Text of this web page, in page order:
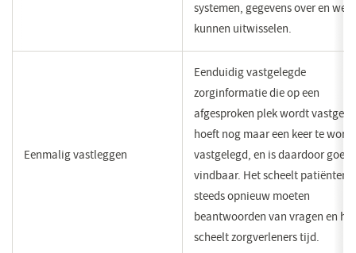
systemen, gegevens over en weer
kunnen uitwisselen.
Eenmalig vastleggen
Eenduidig vastgelegde
zorginformatie die op een
afgesproken plek wordt
hoeft nog maar een keer te
vastgelegd, en is daardoor goed
vindbaar. Het scheelt patiënten
steeds opnieuw moeten
beantwoorden van vragen en het
scheelt zorgverleners tijd.